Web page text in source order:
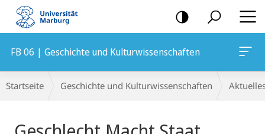
Mobile-
Navigation
FB 06 | Geschichte und Kulturwissenschaften
Breadcrumb-
Navigation
Startseite Geschichte und Kulturwissenschaften